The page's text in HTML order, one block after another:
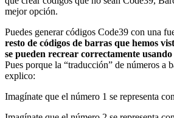
mejor opción.
Puedes generar códigos Code39 con una
resto de códigos de barras que hemos
se pueden recrear correctamente
Pues porque la “traducción” de números a
explico:
Imagínate que el número 1 se representa